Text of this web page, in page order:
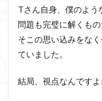
Tさん自身、僕のよう
問題も完璧に解くも
そこの思い込みをな
ていました。
結局、視点なんですよ